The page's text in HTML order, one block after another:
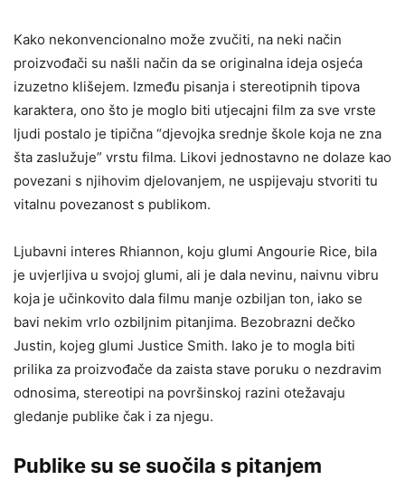
Kako nekonvencionalno može zvučiti, na neki način
proizvođači su našli način da se originalna ideja osjeća
izuzetno klišejem. Između pisanja i stereotipnih tipova
karaktera, ono što je moglo biti utjecajni film za sve vrste
ljudi postalo je tipična “djevojka srednje škole koja ne zna
šta zaslužuje” vrstu filma. Likovi jednostavno ne dolaze kao
povezani s njihovim djelovanjem, ne uspijevaju stvoriti tu
vitalnu povezanost s publikom.
Ljubavni interes Rhiannon, koju glumi Angourie Rice, bila
je uvjerljiva u svojoj glumi, ali je dala nevinu, naivnu vibru
koja je učinkovito dala filmu manje ozbiljan ton, iako se
bavi nekim vrlo ozbiljnim pitanjima. Bezobrazni dečko
Justin, kojeg glumi Justice Smith. Iako je to mogla biti
prilika za proizvođače da zaista stave poruku o nezdravim
odnosima, stereotipi na površinskoj razini otežavaju
gledanje publike čak i za njegu.
Publike su se suočila s pitanjem